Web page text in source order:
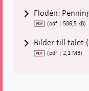
Flodén:
(pdf | 586,5 kB)
Bilder till talet
(pdf | 2,1 MB)